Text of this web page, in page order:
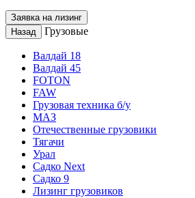
Заявка на лизинг
Назад
Грузовые
Валдай 18
Валдай 45
FOTON
FAW
Грузовая техника б/у
МАЗ
Отечественные грузовики
Тягачи
Урал
Садко Next
Садко 9
Лизинг грузовиков